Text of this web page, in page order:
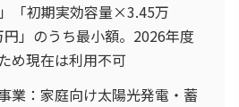
「初期実効容量×3.45万
」のうち最小額。2026年度
め現在は利用不可
業：家庭向け太陽光発電・蓄